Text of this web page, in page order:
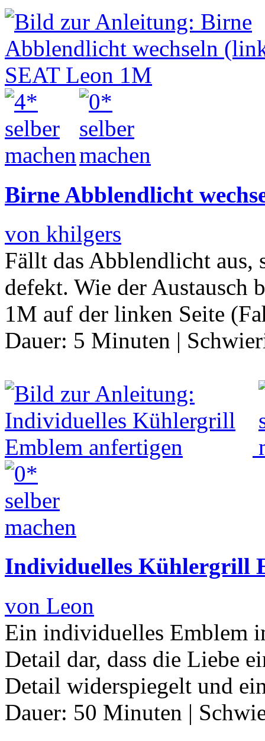
Birne Abblendlicht
von khilgers
Fällt das Abblendlicht aus,
defekt. Wie der Austausch
1M auf der linken Seite
Dauer: 5 Minuten |
Individuelles Kühlergrill
von Leon
Ein individuelles Emblem
Detail dar, dass die Liebe
Detail widerspiegelt und
Dauer: 50 Minuten |